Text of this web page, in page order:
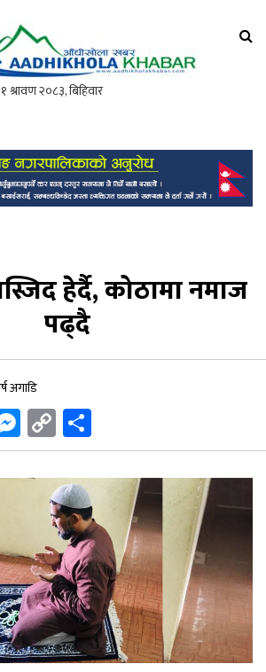
पत्रिका
हेर्दै, कोठामा नमाज
पढ्दै
अगाडि
Messenger
Copy
Link